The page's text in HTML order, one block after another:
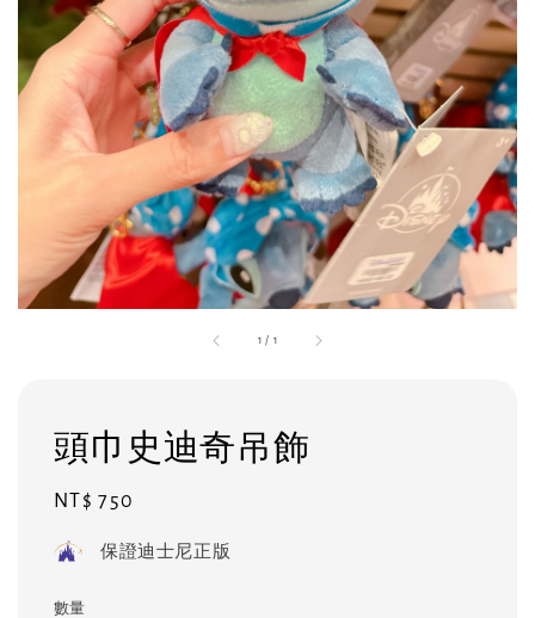
1 / 1
頭巾史迪奇吊飾
Regular
NT$ 750
保證迪士尼正版
數量